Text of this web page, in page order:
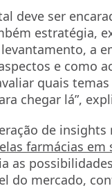
deve ser
estratégia,
a
e como
quais
chegar lá”,
de insights
farmácias em
as
do mercado,